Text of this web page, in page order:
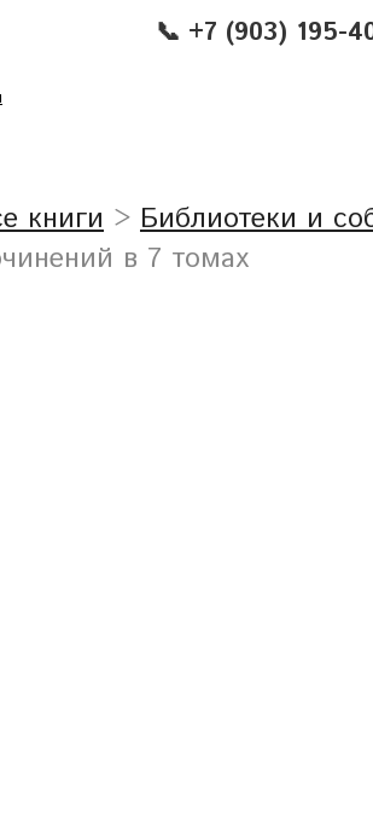
📞 +7 (903) 195-
книги > Библиотеки и
в 7 томах